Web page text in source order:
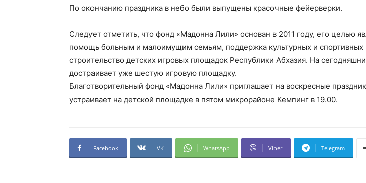
По окончанию праздника в небо были выпущены красочные фейерверки.
Следует отметить, что фонд «Мадонна Лили» основан в 2011 году, его целью
помощь больным и малоимущим семьям, поддержка культурных и спортивных
строительство детских игровых площадок Республики Абхазия. На
достраивает уже шестую игровую площадку.
Благотворительный фонд «Мадонна Лили» приглашает на воскресные
устраивает на детской площадке в пятом микрорайоне Кемпинг в 19.00.
Facebook VK WhatsApp Viber Telegram